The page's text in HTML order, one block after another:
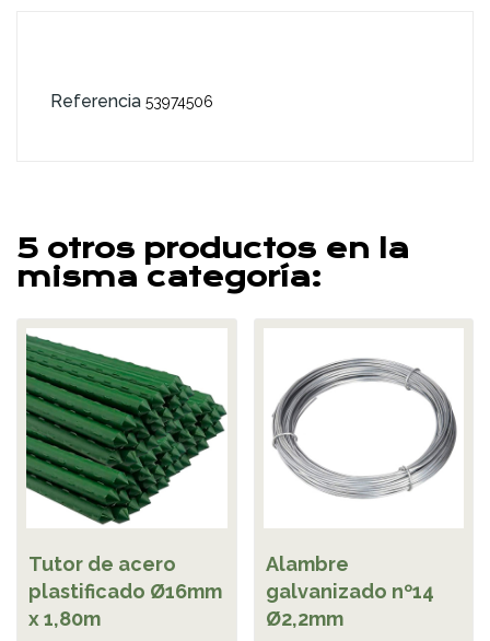
Referencia 53974506
5 otros productos en la
misma categoría:
Tutor de acero
plastificado Ø16mm
x 1,80m
Alambre
galvanizado nº14
Ø2,2mm